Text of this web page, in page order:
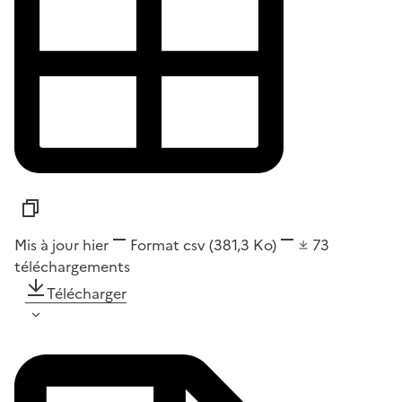
Mis à jour hier Format csv(381,3 Ko)
73
téléchargements
Télécharger